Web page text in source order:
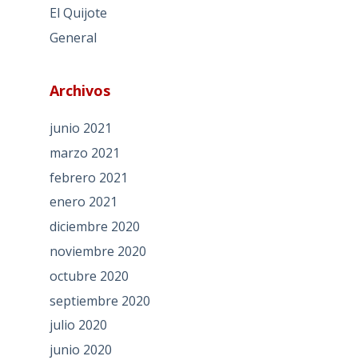
El Quijote
General
Archivos
junio 2021
marzo 2021
febrero 2021
enero 2021
diciembre 2020
noviembre 2020
octubre 2020
septiembre 2020
julio 2020
junio 2020